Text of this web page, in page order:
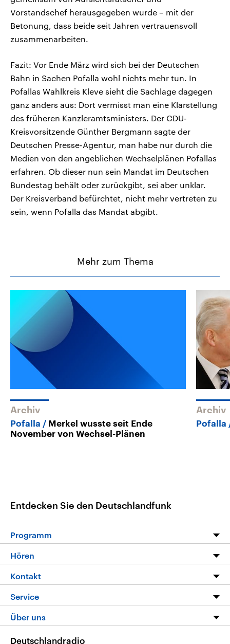
Vorstandschef herausgegeben wurde – mit der
Betonung, dass beide seit Jahren vertrauensvoll
zusammenarbeiten.
Fazit: Vor Ende März wird sich bei der Deutschen
Bahn in Sachen Pofalla wohl nichts mehr tun. In
Pofallas Wahlkreis Kleve sieht die Sachlage dagegen
ganz anders aus: Dort vermisst man eine Klarstellung
des früheren Kanzleramtsministers. Der CDU-
Kreisvorsitzende Günther Bergmann sagte der
Deutschen Presse-Agentur, man habe nur durch die
Medien von den angeblichen Wechselplänen Pofallas
erfahren. Ob dieser nun sein Mandat im Deutschen
Bundestag behält oder zurückgibt, sei aber unklar.
Der Kreisverband befürchtet, nicht mehr vertreten zu
sein, wenn Pofalla das Mandat abgibt.
Mehr zum Thema
Archiv
Pofalla
Merkel wusste seit Ende
November von Wechsel-Plänen
Archiv
Pofalla
Entdecken Sie den Deutschlandfunk
Programm
Programm
Die Nachrichten
Nachrichtenleicht
Neue Beiträge auf dlf.de
Hören
Livestream
Podcasts
Deutschlandfunk App
Nachrichten App
Kontakt
Hörerservice
Service
FAQ
Über uns
Deutschlandradio